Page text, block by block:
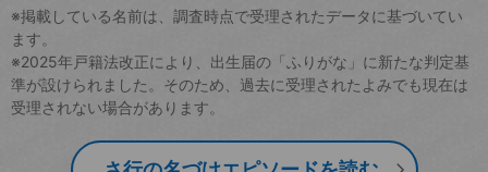
※掲載している名前は、調査時点で受理されたデータに基づいてい
ます。
※2025年戸籍法改正により、出生届の「ふりがな」に新たな判定基
準が設けられました。そのため、過去に受理されたよみでも現在は
受理されない場合があります。